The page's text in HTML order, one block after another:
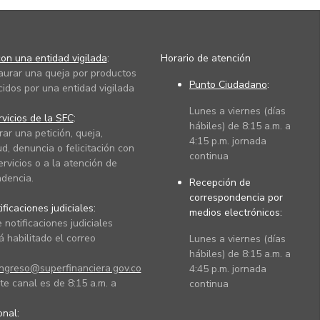
una entidad vigilada:
una queja por productos
por una entidad vigilada
de la SFC:
una petición, queja,
denuncia o felicitación con
o a la atención de
judiciales:
notificaciones judiciales
habilitado el correo
canal es de 8:15 a.m. a
Horario de atención
Punto Ciudadano:
Lunes a viernes (días
hábiles) de 8:15 a.m. a
4:15 p.m. jornada
continua
Recepción de
correspondencia por
medios electrónicos:
Lunes a viernes (días
hábiles) de 8:15 a.m. a
4:45 p.m. jornada
continua